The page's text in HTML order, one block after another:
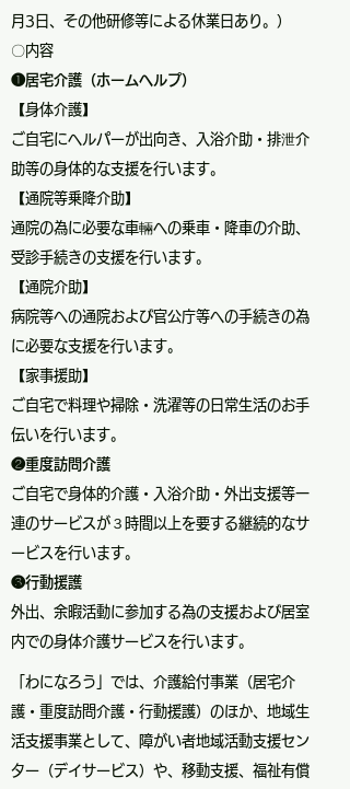
月3日、その他研修等による休業日あり。）
〇内容
❶居宅介護（ホームヘルプ）
【身体介護】
ご自宅にヘルパーが出向き、入浴介助・排泄介
助等の身体的な支援を行います。
【通院等乗降介助】
通院の為に必要な車輛への乗車・降車の介助、
受診手続きの支援を行います。
【通院介助】
病院等への通院および官公庁等への手続きの為
に必要な支援を行います。
【家事援助】
ご自宅で料理や掃除・洗濯等の日常生活のお手
伝いを行います。
❷重度訪問介護
ご自宅で身体的介護・入浴介助・外出支援等一
連のサービスが３時間以上を要する継続的なサ
ービスを行います。
❸行動援護
外出、余暇活動に参加する為の支援および居室
内での身体介護サービスを行います。
「わになろう」では、介護給付事業（居宅介
護・重度訪問介護・行動援護）のほか、地域生
活支援事業として、障がい者地域活動支援セン
ター（デイサービス）や、移動支援、福祉有償